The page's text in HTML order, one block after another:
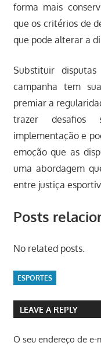
forma mais
que os critérios de
que pode alterar a
Substituir
campanha tem
premiar a
trazer desafios
implementação e
emoção que as
uma abordagem
entre justiça
Posts
No related posts.
ESPORTES
LEAVE A REPLY
O seu endereço de